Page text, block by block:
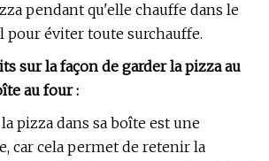
pendant qu'elle chauffe dans le
pour éviter toute surchauffe.
sur la façon de garder la pizza au
au four :
pizza dans sa boîte est une
car cela permet de retenir la